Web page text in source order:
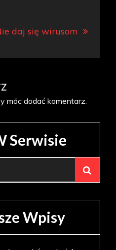
daj się wirusom
móc dodać komentarz.
Serwisie
Wpisy